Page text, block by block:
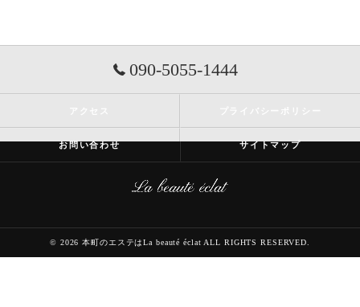
090-5055-1444
お問い合わせ サイトマップ
© 2026 本町のエステはLa beauté éclat ALL RIGHTS RESERVED.